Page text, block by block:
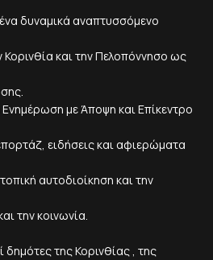
δυναμικά αναπτυσσόμενο
Κορινθία και την Πελοπόννησο ως
με Άποψη και Επίκεντρο
ειδήσεις και αφιερώματα
αυτοδιοίκηση και την
την κοινωνία.
δημότες της Κορινθίας , της